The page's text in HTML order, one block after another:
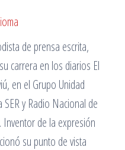
de prensa escrita,
carrera en los diarios El
en el Grupo Unidad
y Radio Nacional de
Inventor de la expresión
su punto de vista